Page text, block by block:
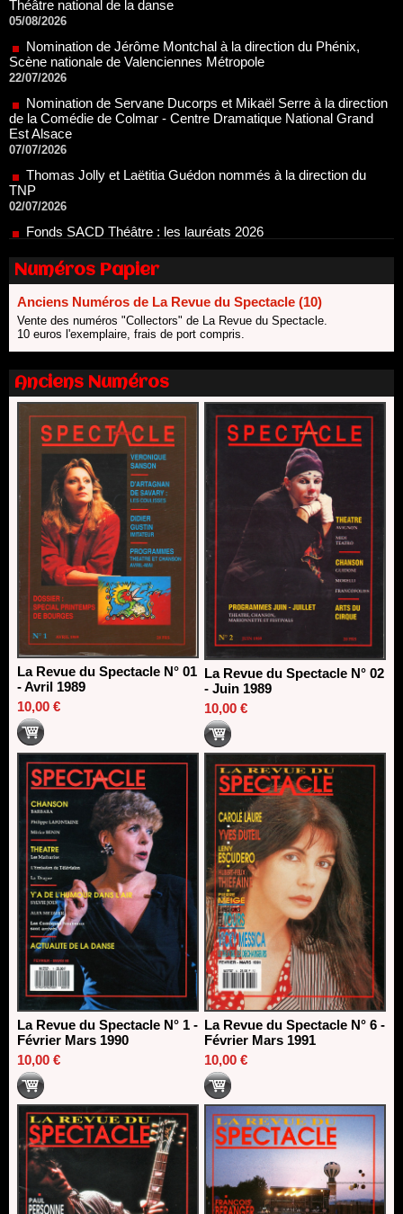
Nomination de Jérôme Montchal à la direction du Phénix,
Scène nationale de Valenciennes Métropole
22/07/2026
Nomination de Servane Ducorps et Mikaël Serre à la direction
de la Comédie de Colmar - Centre Dramatique National Grand
Est Alsace
07/07/2026
Thomas Jolly et Laëtitia Guédon nommés à la direction du
TNP
02/07/2026
Fonds SACD Théâtre : les lauréats 2026
23/06/2026
Dispositif ARTCENA Écrire pour le cirque, les lauréats 2026 !
Le palmarès des prix SACD 2026
Les 10 lauréats du Fonds Grandes Formes Théâtre 2026
SACD
13/06/2026
Nomination de Nathalie Garraud et Olivier Saccomano à la
direction du Théâtre de Gennevilliers - CDN
13/06/2026
Dispositif SACD Auteurs d'espaces : les lauréats 2026
18/03/2026
Numéros Papier
Anciens Numéros de La Revue du Spectacle (10)
Vente des numéros "Collectors" de La Revue du Spectacle.
10 euros l'exemplaire, frais de port compris.
Anciens Numéros
La Revue du Spectacle N° 01
- Avril 1989
10,00 €
La Revue du Spectacle N° 02
- Juin 1989
10,00 €
La Revue du Spectacle N° 1 -
Février Mars 1990
10,00 €
La Revue du Spectacle N° 6 -
Février Mars 1991
10,00 €